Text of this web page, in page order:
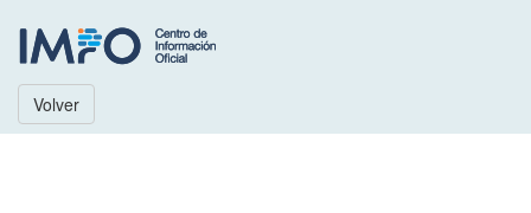
Volver